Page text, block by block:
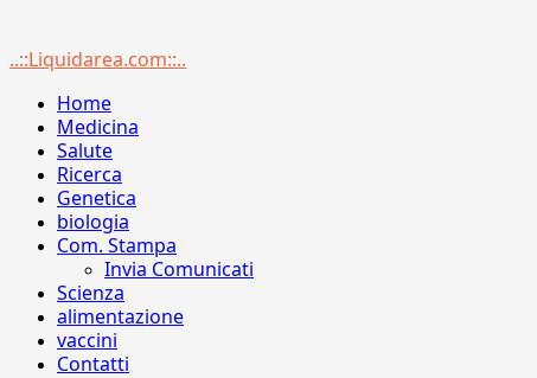
Menu
..::Liquidarea.com::..
Home
Medicina
Salute
Ricerca
Genetica
biologia
Com. Stampa
Invia Comunicati
Scienza
alimentazione
vaccini
Contatti